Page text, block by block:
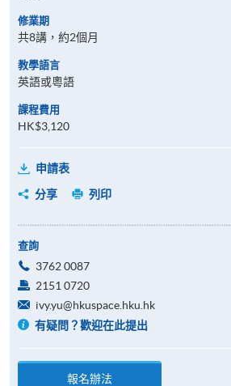
修業期
共8講，約2個月
教學語言
英語或粵語
課程費用
HK$3,120
申請表
分享
列印
查詢
3762 0087
2151 0720
ivy.yu@hkuspace.hku.hk
有疑問？歡迎在此提出
報名辦法